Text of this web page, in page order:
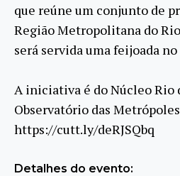
que reúne um conjunto de
Região Metropolitana do
será servida uma feijoada
A iniciativa é do Núcleo Rio
Observatório das
https://cutt.ly/deRJSQbq
Detalhes do evento: